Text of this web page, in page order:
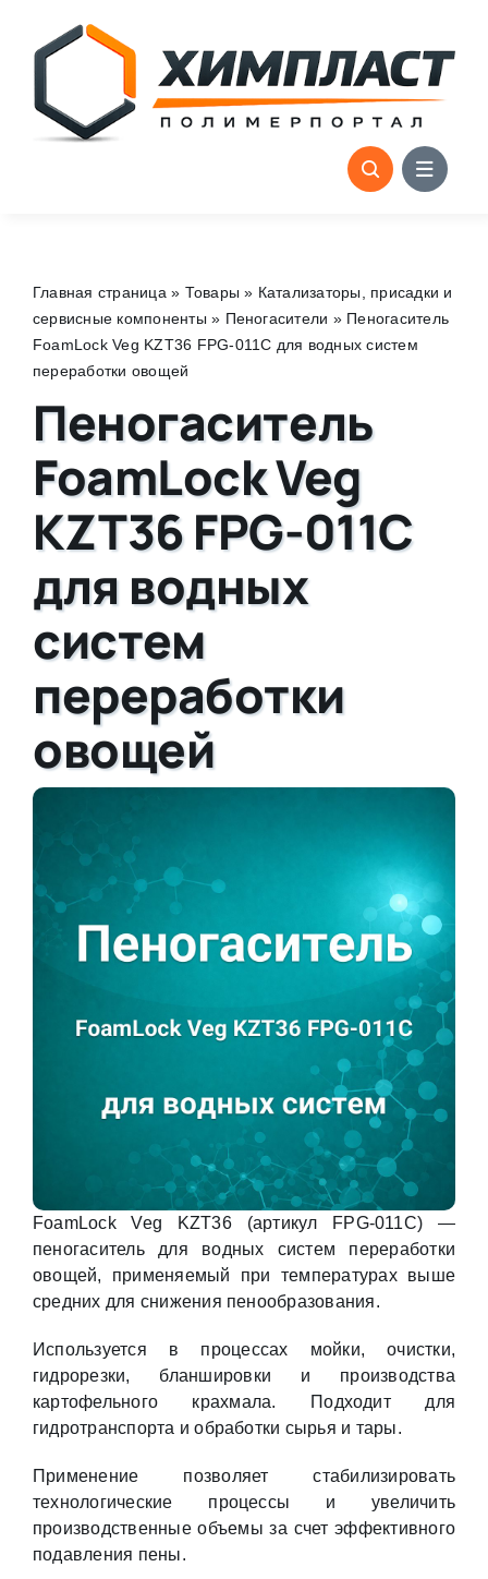
content
Главная страница » Товары » Катализаторы, присадки и
сервисные компоненты » Пеногасители » Пеногаситель
FoamLock Veg KZT36 FPG-011C для водных систем
переработки овощей
Пеногаситель
FoamLock Veg
KZT36 FPG-011C
для водных
систем
переработки
овощей
FoamLock Veg KZT36 (артикул FPG-011C) —
пеногаситель для водных систем переработки
овощей, применяемый при температурах выше
средних для снижения пенообразования.
Используется в процессах мойки, очистки,
гидрорезки, бланшировки и производства
картофельного крахмала. Подходит для
гидротранспорта и обработки сырья и тары.
Применение позволяет стабилизировать
технологические процессы и увеличить
производственные объемы за счет эффективного
подавления пены.